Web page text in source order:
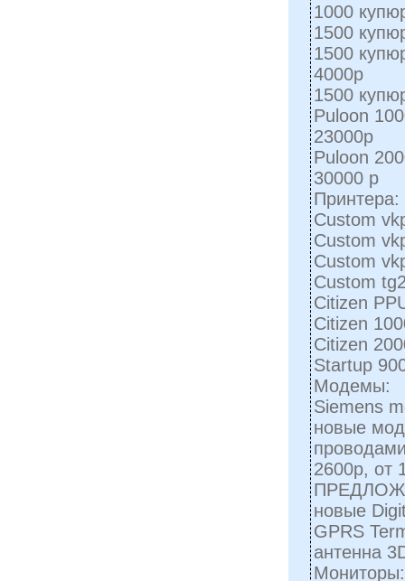
1000
1500
1500
4000р
1500
Puloon
23000р
Puloon
30000 р
Принтера:
Custom
Custom
Custom
Custom
Citizen
Citizen
Citizen
Startup
Модемы:
Siemens
новые
2600р,
новые
GPRS
антенна
Мониторы: